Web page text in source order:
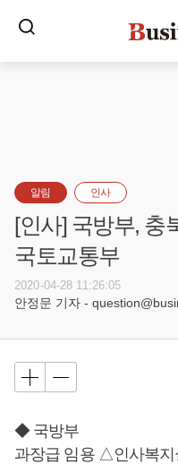
알림 인사
[인사] 국방부, 충
국토교통부
2020-04-28 11:26:05
안정문 기자 -
◆ 국방부
과장급 임용 △인사복지